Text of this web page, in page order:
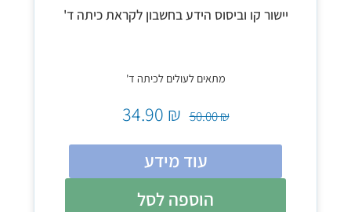
יישור קו וביסוס הידע בחשבון לקראת כיתה ד'
מתאים לעולים לכיתה ד'
₪
50.00
₪
עוד מידע
הוספה לסל